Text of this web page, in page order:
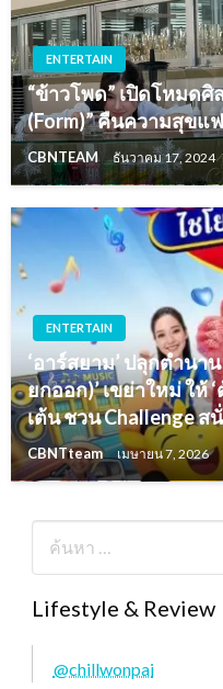
ENTERTAIN
“ข้าวโพด” เปิดโหมดศิ
(Form)” คืนความสุขแ
CBNTEAM ธันวาคม 17, 2024
ENTERTAIN
‘อาร์สยาม’ ปลุกตำนา
ยกออก)’ เขย่าใหม่ ให้
เต้น ชวน Challenge ส
CBNTteam เมษายน 7, 2026
Lifestyle & Review
@chillwonpai